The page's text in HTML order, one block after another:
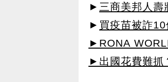
► 三商美邦人
► 買疫苗被詐
►RONA
►出國花費難抓